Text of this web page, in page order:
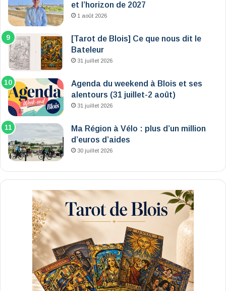
et l’horizon de 2027
1 août 2026
[Tarot de Blois] Ce que nous dit le
Bateleur
31 juillet 2026
Agenda du weekend à Blois et ses
alentours (31 juillet-2 août)
31 juillet 2026
Ma Région à Vélo : plus d’un million
d’euros d’aides
30 juillet 2026